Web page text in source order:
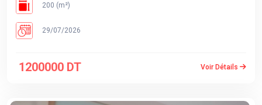
200 (m²)
29/07/2026
1200000 DT Voir Détails